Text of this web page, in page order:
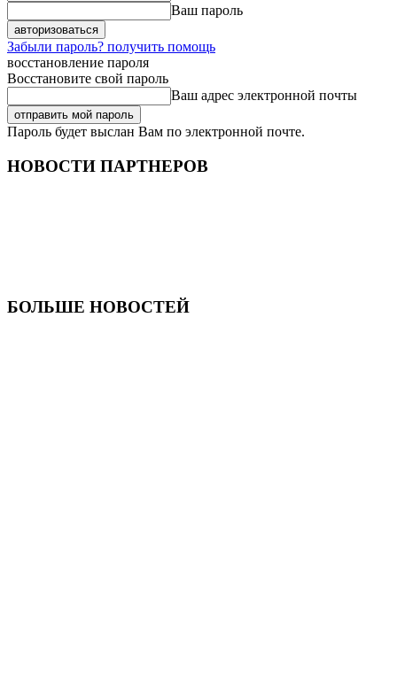
Ваш пароль
Забыли пароль? получить помощь
восстановление пароля
Восстановите свой пароль
Ваш адрес электронной почты
Пароль будет выслан Вам по электронной почте.
НОВОСТИ ПАРТНЕРОВ
БОЛЬШЕ НОВОСТЕЙ